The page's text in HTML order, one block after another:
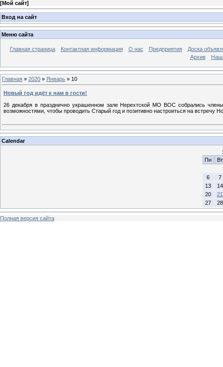
[Мой сайт]
Вход на сайт
Меню сайта
Главная страница Контактная информация О нас Предприятия
Доска
Архив
Главная » 2020 » Январь » 10
Новый год идёт к нам в гости!
26 декабря в празднично украшенном зале Нерехтской МО ВОС собрались
возможностями, чтобы проводить Старый год и позитивно настроиться на встречу
Calendar
Пн
Вт
6
7
13
14
20
21
27
28
Полная версия сайта